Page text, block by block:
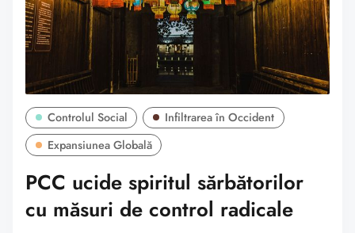
Controlul Social
Infiltrarea în Occident
Expansiunea Globală
PCC ucide spiritul sărbătorilor
cu măsuri de control radicale